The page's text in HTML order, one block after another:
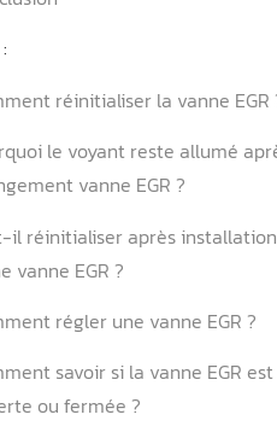
3.1 Quelles sont les
reprogrammation
3.2 Combien de temps
l’intervention ?
4. Avantages concrets
reprogrammation
de vanne EGR
Conclusion